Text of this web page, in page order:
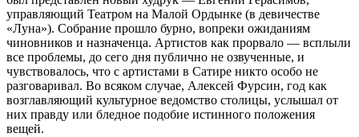
управляющий Театром на Малой Ордынке (в девичестве
«Луна»). Собрание прошло бурно, вопреки ожиданиям
чиновников и назначенца. Артистов как прорвало — всплыли
все проблемы, до сего дня публично не озвученные, и
чувствовалось, что с артистами в Сатире никто особо не
разговаривал. Во всяком случае, Алексей Фурсин, год как
возглавляющий культурное ведомство столицы, услышал от
них правду или бледное подобие истинного положения
вещей.